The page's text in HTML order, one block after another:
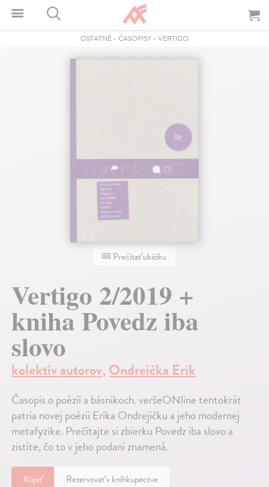
OSTATNÉ - ČASOPISY - VERTIGO
Prečítať ukážku
Vertigo 2/2019 +
kniha Povedz iba
slovo
kolektív autorov,Ondreička Erik
Časopis o poézií a básnikoch. veršeONline tentokrát
patria novej poézii Erika Ondrejičku a jeho modernej
metafyzike. Prečítajte si zbierku Povedz iba slovo a
zistíte, čo to v jeho podaní znamená.
Kúpiť Rezervovať v kníhkupectve